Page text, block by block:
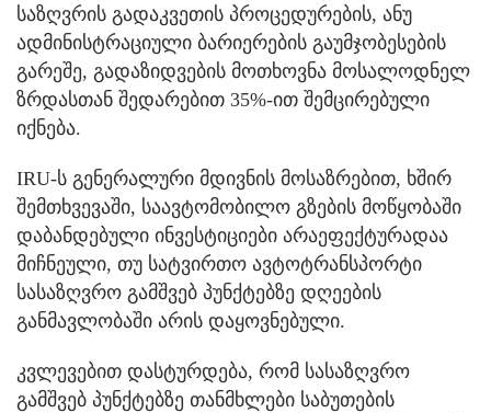
საზღვრის გადაკვეთის პროცედურების, ანუ
ადმინისტრაციული ბარიერების გაუმჯობესების
გარეშე, გადაზიდვების მოთხოვნა მოსალოდნელ
ზრდასთან შედარებით 35%-ით შემცირებული
იქნება.
IRU-ს გენერალური მდივნის მოსაზრებით, ხშირ
შემთხვევაში, საავტომობილო გზების მოწყობაში
დაბანდებული ინვესტიციები არაეფექტურადაა
მიჩნეული, თუ სატვირთო ავტოტრანსპორტი
სასაზღვრო გამშვებ პუნქტებზე დღეების
განმავლობაში არის დაყოვნებული.
კვლევებით დასტურდება, რომ სასაზღვრო
გამშვებ პუნქტებზე თანმხლები საბუთების